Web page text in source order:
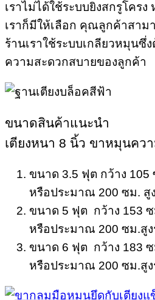
เราไม่ได้ใช้ระบบยิงสกรูโคร
เราก็มีให้เลือก คุณลูกค้าสาม
ร้านเราใช้ระบบเกลียวหมุนซึ่
ความสะดวกสบายของลูกค้า
ขนาดสินค้าแนะนำ
เตียงหนา 8 นิ้ว ขาหมุนคว
ขนาด 3.5 ฟุต กว้าง
หรือประมาณ 200 ซม. สู
ขนาด 5 ฟุต กว้าง 153
หรือประมาณ 200 ซม.สู
ขนาด 6 ฟุต กว้าง 183
หรือประมาณ 200 ซม.สู